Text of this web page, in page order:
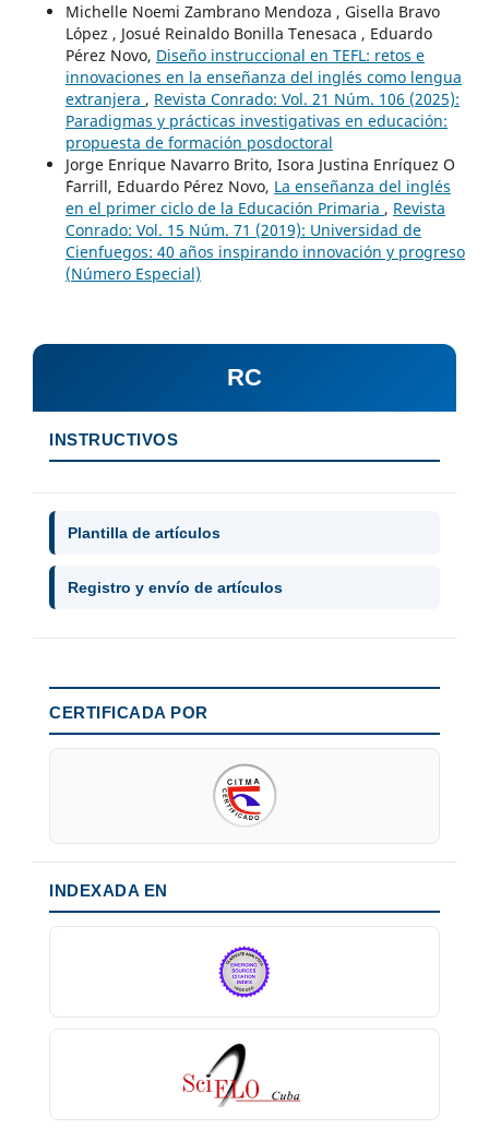
Michelle Noemi Zambrano Mendoza , Gisella Bravo
López , Josué Reinaldo Bonilla Tenesaca , Eduardo
Pérez Novo, Diseño instruccional en TEFL: retos e
innovaciones en la enseñanza del inglés como lengua
extranjera , Revista Conrado: Vol. 21 Núm. 106 (2025):
Paradigmas y prácticas investigativas en educación:
propuesta de formación posdoctoral
Jorge Enrique Navarro Brito, Isora Justina Enríquez O
´Farrill, Eduardo Pérez Novo, La enseñanza del inglés
en el primer ciclo de la Educación Primaria , Revista
Conrado: Vol. 15 Núm. 71 (2019): Universidad de
Cienfuegos: 40 años inspirando innovación y progreso
(Número Especial)
RC
INSTRUCTIVOS
Plantilla de artículos
Registro y envío de artículos
CERTIFICADA POR
INDEXADA EN